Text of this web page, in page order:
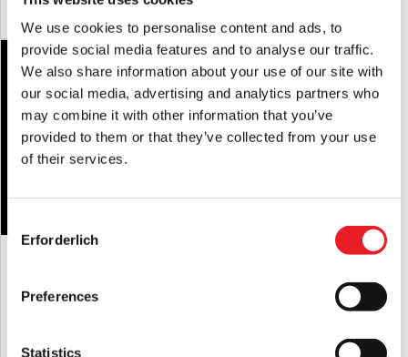
We use cookies to personalise content and ads, to
provide social media features and to analyse our traffic.
We also share information about your use of our site with
our social media, advertising and analytics partners who
may combine it with other information that you’ve
provided to them or that they’ve collected from your use
of their services.
Selection
Erforderlich
Preferences
Statistics
Die "weggeworfene"
450.00
ANGEBOT!
Piggy The Serial Killer -
Schweinemaske aus Silikon
£650.00 Ursprünglicher
Preis
£595.00Aktueller
Preis